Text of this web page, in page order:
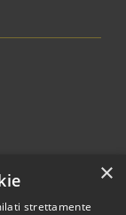
×
strettamente